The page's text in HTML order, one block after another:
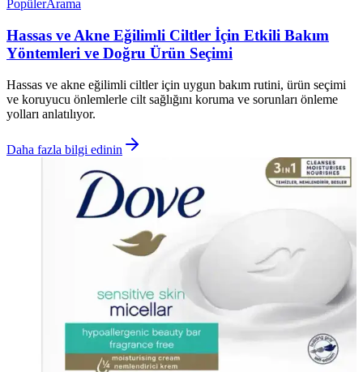
PopülerArama
Hassas ve Akne Eğilimli Ciltler İçin Etkili Bakım
Yöntemleri ve Doğru Ürün Seçimi
Hassas ve akne eğilimli ciltler için uygun bakım rutini, ürün seçimi
ve koruyucu önlemlerle cilt sağlığını koruma ve sorunları önleme
yolları anlatılıyor.
Daha fazla bilgi edinin